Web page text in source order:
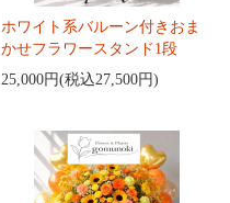
ホワイト系バルーン付きおま
かせフラワースタンド1段
25,000円(税込27,500円)